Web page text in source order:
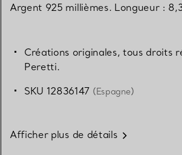
Argent 925 millièmes. Longueur :
Créations originales, tous droits
Peretti.
SKU 12836147 (Espagne)
Afficher plus de détails